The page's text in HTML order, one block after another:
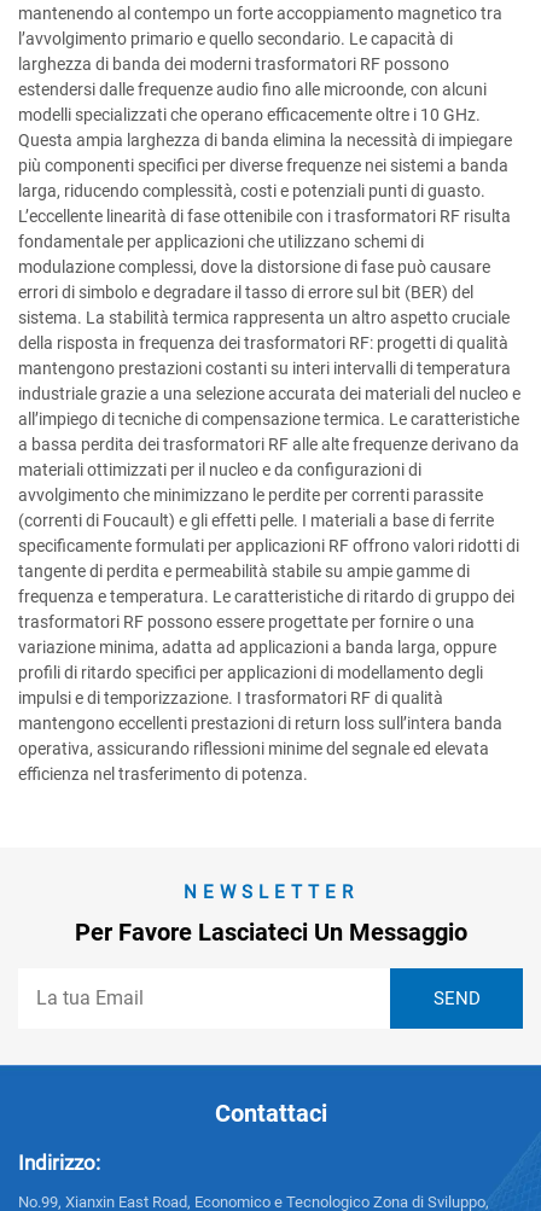
mantenendo al contempo un forte accoppiamento magnetico tra
l’avvolgimento primario e quello secondario. Le capacità di
larghezza di banda dei moderni trasformatori RF possono
estendersi dalle frequenze audio fino alle microonde, con alcuni
modelli specializzati che operano efficacemente oltre i 10 GHz.
Questa ampia larghezza di banda elimina la necessità di impiegare
più componenti specifici per diverse frequenze nei sistemi a banda
larga, riducendo complessità, costi e potenziali punti di guasto.
L’eccellente linearità di fase ottenibile con i trasformatori RF risulta
fondamentale per applicazioni che utilizzano schemi di
modulazione complessi, dove la distorsione di fase può causare
errori di simbolo e degradare il tasso di errore sul bit (BER) del
sistema. La stabilità termica rappresenta un altro aspetto cruciale
della risposta in frequenza dei trasformatori RF: progetti di qualità
mantengono prestazioni costanti su interi intervalli di temperatura
industriale grazie a una selezione accurata dei materiali del nucleo e
all’impiego di tecniche di compensazione termica. Le caratteristiche
a bassa perdita dei trasformatori RF alle alte frequenze derivano da
materiali ottimizzati per il nucleo e da configurazioni di
avvolgimento che minimizzano le perdite per correnti parassite
(correnti di Foucault) e gli effetti pelle. I materiali a base di ferrite
specificamente formulati per applicazioni RF offrono valori ridotti di
tangente di perdita e permeabilità stabile su ampie gamme di
frequenza e temperatura. Le caratteristiche di ritardo di gruppo dei
trasformatori RF possono essere progettate per fornire o una
variazione minima, adatta ad applicazioni a banda larga, oppure
profili di ritardo specifici per applicazioni di modellamento degli
impulsi e di temporizzazione. I trasformatori RF di qualità
mantengono eccellenti prestazioni di return loss sull’intera banda
operativa, assicurando riflessioni minime del segnale ed elevata
efficienza nel trasferimento di potenza.
NEWSLETTER
Per Favore Lasciateci Un Messaggio
Contattaci
Indirizzo:
No.99, Xianxin East Road, Economico e Tecnologico Zona di Sviluppo,